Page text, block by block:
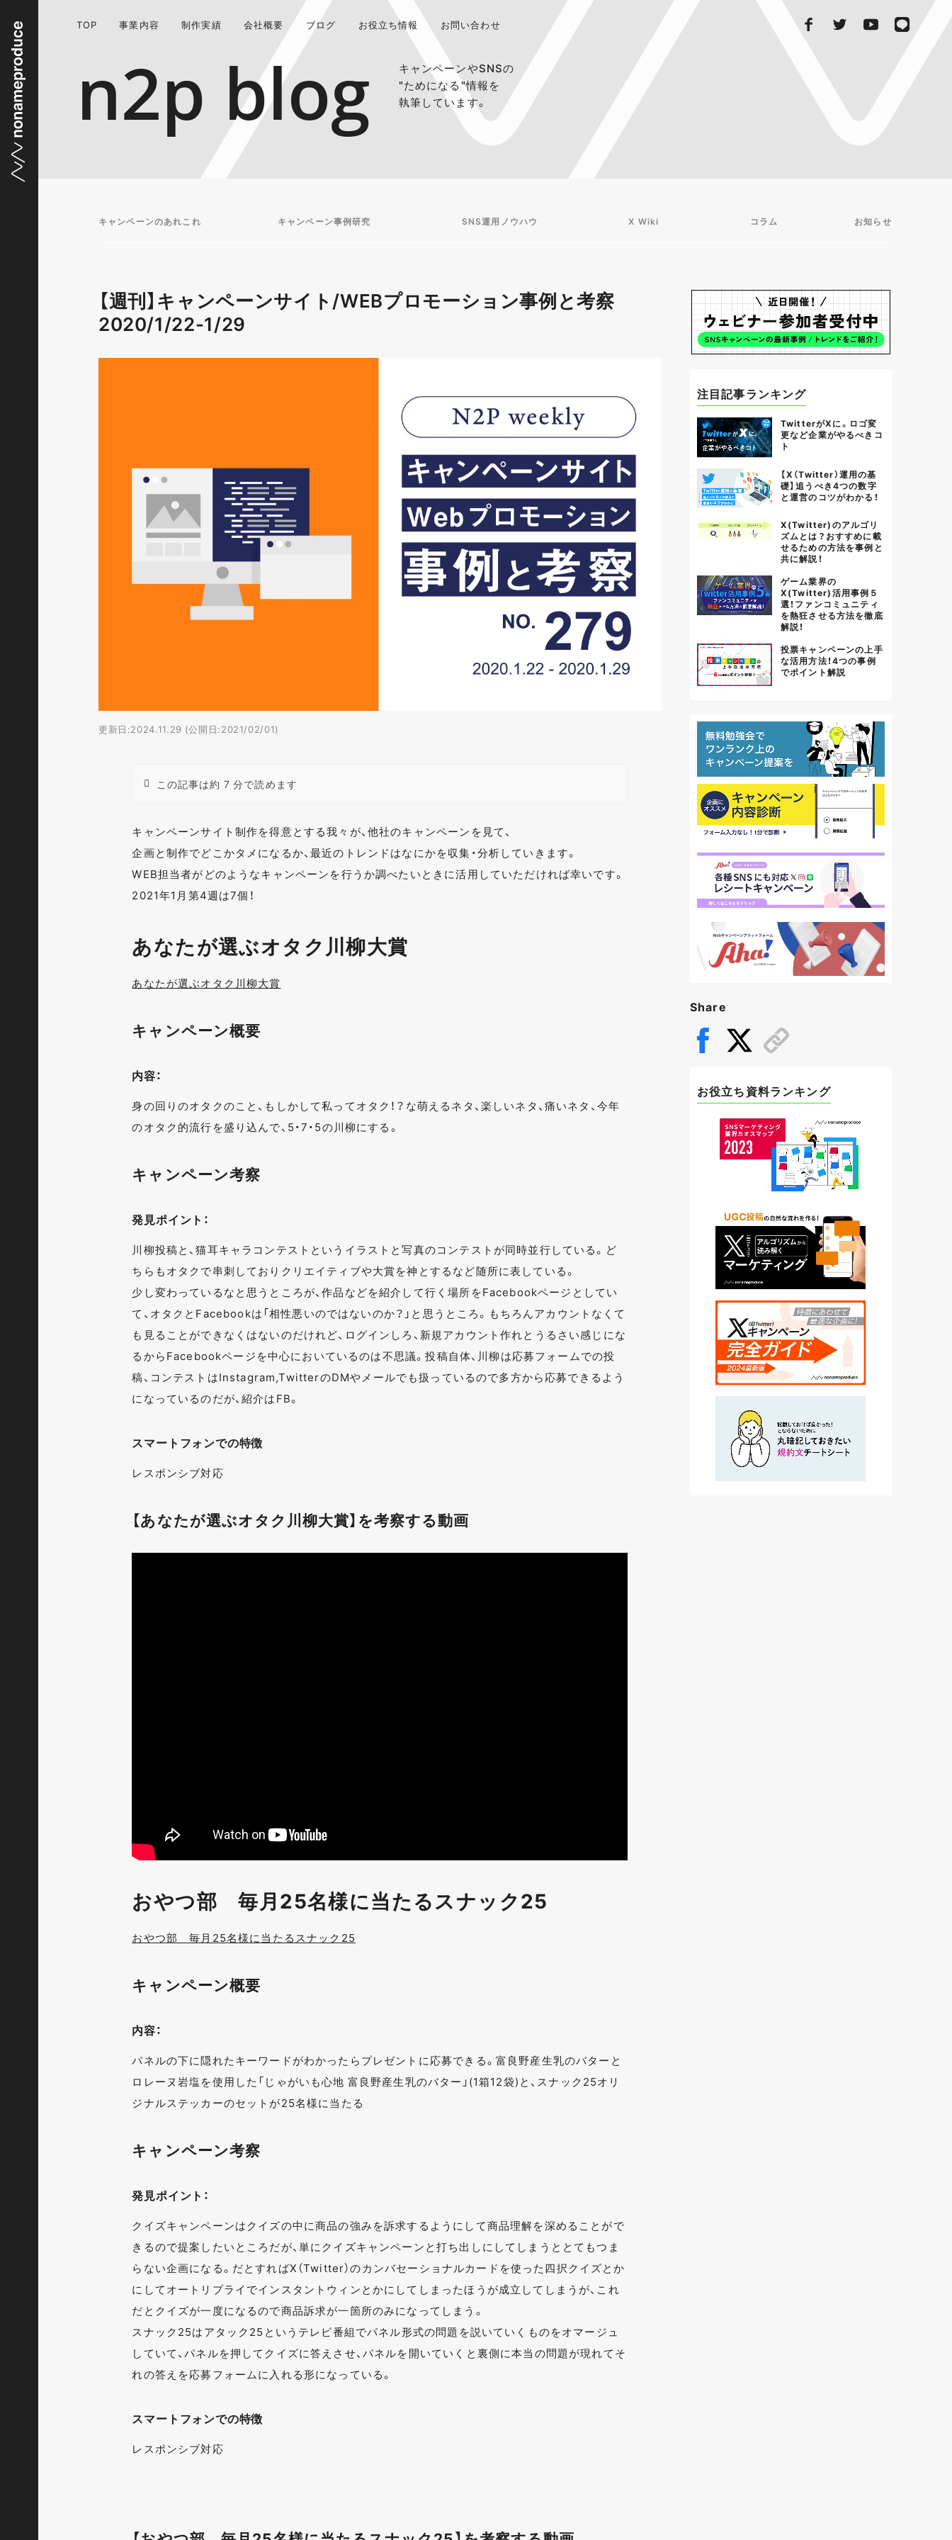
TOP 事業内容 制作実績 会社概要 ブログ お役立ち情報 お問い合わせ
n2p blog
キャンペーンやSNSの
"ためになる"情報を
執筆しています。
キャンペーンのあれこれ キャンペーン事例研究 SNS運用ノウハウ X Wiki コラム お知らせ
【週刊】キャンペーンサイト/WEBプロモーション事例と考察
2020/1/22-1/29
更新日:2024.11.29 (公開日:2021/02/01)
この記事は約 7 分で読めます
キャンペーンサイト制作を得意とする我々が、他社のキャンペーンを見て、
企画と制作でどこかタメになるか、最近のトレンドはなにかを収集・分析していきます。
WEB担当者がどのようなキャンペーンを行うか調べたいときに活用していただければ幸いです。
2021年1月第4週は7個！
あなたが選ぶオタク川柳大賞
あなたが選ぶオタク川柳大賞
キャンペーン概要
内容：
身の回りのオタクのこと、もしかして私ってオタク！？な萌えるネタ、楽しいネタ、痛いネタ、今年
のオタク的流行を盛り込んで、5・7・5の川柳にする。
キャンペーン考察
発見ポイント：
川柳投稿と、猫耳キャラコンテストというイラストと写真のコンテストが同時並行している。ど
ちらもオタクで串刺しておりクリエイティブや大賞を神とするなど随所に表している。
少し変わっているなと思うところが、作品などを紹介して行く場所をFacebookページとしてい
て、オタクとFacebookは「相性悪いのではないのか？」と思うところ。もちろんアカウントなくて
も見ることができなくはないのだけれど、ログインしろ、新規アカウント作れとうるさい感じにな
るからFacebookページを中心においているのは不思議。投稿自体、川柳は応募フォームでの投
稿、コンテストはInstagram,TwitterのDMやメールでも扱っているので多方から応募できるよう
になっているのだが、紹介はFB。
スマートフォンでの特徴
レスポンシブ対応
【あなたが選ぶオタク川柳大賞】を考察する動画
おやつ部 毎月25名様に当たるスナック25
おやつ部 毎月25名様に当たるスナック25
キャンペーン概要
内容：
パネルの下に隠れたキーワードがわかったらプレゼントに応募できる。富良野産生乳のバターと
ロレーヌ岩塩を使用した「じゃがいも心地 富良野産生乳のバター」(1箱12袋)と、スナック25オリ
ジナルステッカーのセットが25名様に当たる
キャンペーン考察
発見ポイント：
クイズキャンペーンはクイズの中に商品の強みを訴求するようにして商品理解を深めることがで
きるので提案したいところだが、単にクイズキャンペーンと打ち出しにしてしまうととてもつま
らない企画になる。だとすればX（Twitter）のカンバセーショナルカードを使った四択クイズとか
にしてオートリプライでインスタントウィンとかにしてしまったほうが成立してしまうが、これ
だとクイズが一度になるので商品訴求が一箇所のみになってしまう。
スナック25はアタック25というテレビ番組でパネル形式の問題を説いていくものをオマージュ
していて、パネルを押してクイズに答えさせ、パネルを開いていくと裏側に本当の問題が現れてそ
れの答えを応募フォームに入れる形になっている。
スマートフォンでの特徴
レスポンシブ対応
注目記事ランキング
TwitterがXに。ロゴ変
更など企業がやるべきコ
ト
【X（Twitter）運用の基
礎】追うべき4つの数字
と運営のコツがわかる！
X(Twitter)のアルゴリ
ズムとは？おすすめに載
せるための方法を事例と
共に解説！
ゲーム業界の
X(Twitter)活用事例５
選！ファンコミュニティ
を熱狂させる方法を徹底
解説！
投票キャンペーンの上手
な活用方法！4つの事例
でポイント解説
Share
お役立ち資料ランキング